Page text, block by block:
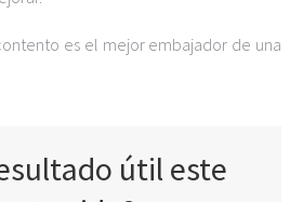
es el mejor embajador de una
útil este